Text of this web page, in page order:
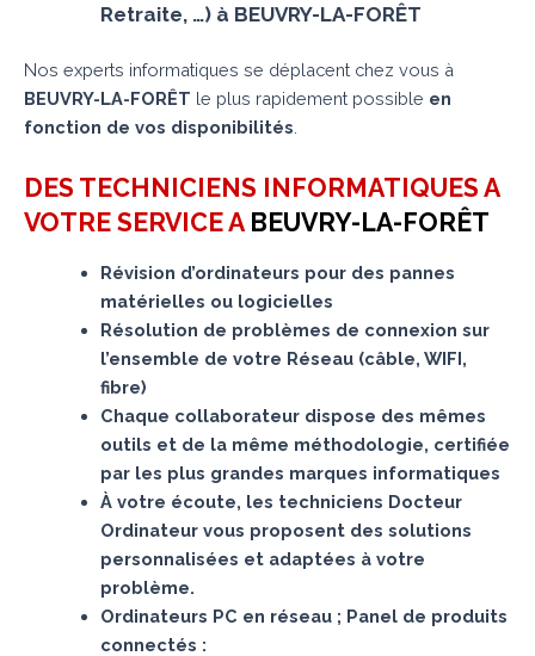
Retraite, …) à BEUVRY-LA-FORÊT
Nos experts informatiques se déplacent chez vous à
BEUVRY-LA-FORÊT le plus rapidement possible en
fonction de vos disponibilités.
DES TECHNICIENS INFORMATIQUES A
VOTRE SERVICE A BEUVRY-LA-FORÊT
Révision d’ordinateurs pour des pannes
matérielles ou logicielles
Résolution de problèmes de connexion sur
l’ensemble de votre Réseau (câble, WIFI,
fibre)
Chaque collaborateur dispose des mêmes
outils et de la même méthodologie, certifiée
par les plus grandes marques informatiques
À votre écoute, les techniciens Docteur
Ordinateur vous proposent des solutions
personnalisées et adaptées à votre
problème.
Ordinateurs PC en réseau ; Panel de produits
connectés :